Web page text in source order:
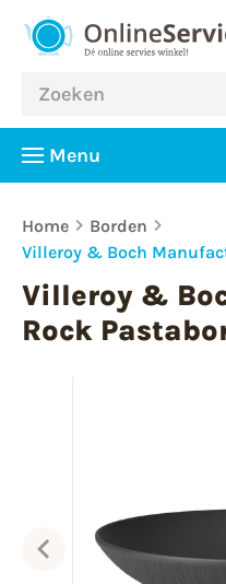
Menu
Home
Borden
Villeroy & Boch
Villeroy &
Rock